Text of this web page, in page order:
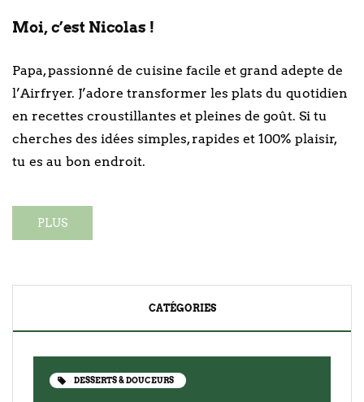
Moi, c’est Nicolas !
Papa, passionné de cuisine facile et grand adepte de
l’Airfryer. J’adore transformer les plats du quotidien
en recettes croustillantes et pleines de goût. Si tu
cherches des idées simples, rapides et 100% plaisir,
tu es au bon endroit.
PLUS
CATÉGORIES
DESSERTS & DOUCEURS